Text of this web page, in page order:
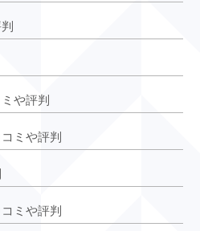
や評判
ミや評判
ミや評判